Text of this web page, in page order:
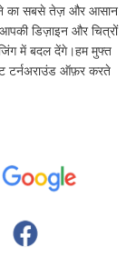
का सबसे तेज़ और आसान
डिज़ाइन और चित्रों
में बदल देंगे।हम मुफ्त
टर्नअराउंड ऑफ़र करते